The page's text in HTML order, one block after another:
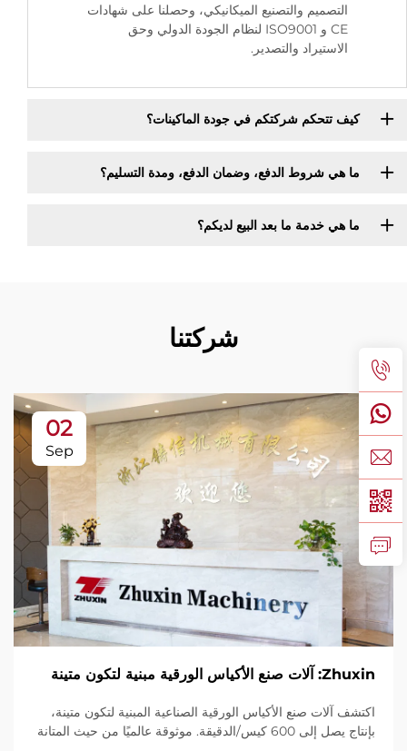
التصميم والتصنيع الميكانيكي، وحصلنا على شهادات
CE و ISO9001 لنظام الجودة الدولي وحق
الاستيراد والتصدير.
كيف تتحكم شركتكم في جودة الماكينات؟
ما هي شروط الدفع، وضمان الدفع، ومدة التسليم؟
ما هي خدمة ما بعد البيع لديكم؟
شركتنا
02
Sep
Zhuxin: آلات صنع الأكياس الورقية مبنية لتكون متينة
اكتشف آلات صنع الأكياس الورقية الصناعية المبنية لتكون متينة،
بإنتاج يصل إلى 600 كيس/الدقيقة. موثوقة عالميًا من حيث المتانة